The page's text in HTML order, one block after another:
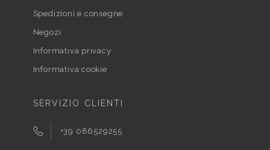
Spedizioni e consegne
Negozi
Informativa privacy
Informativa cookie
SERVIZIO CLIENTI
+39 086529255